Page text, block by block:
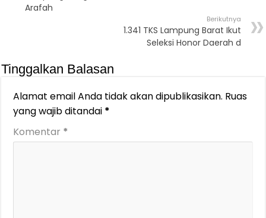
Arafah
Berikutnya
1.341 TKS Lampung Barat Ikut
Seleksi Honor Daerah d
Tinggalkan Balasan
Alamat email Anda tidak akan dipublikasikan. Ruas
yang wajib ditandai *
Komentar *